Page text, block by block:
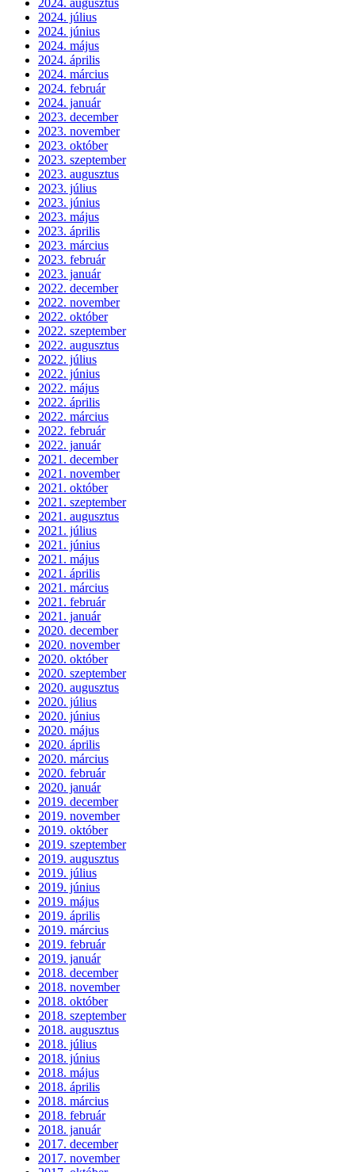
2024. augusztus
2024. július
2024. június
2024. május
2024. április
2024. március
2024. február
2024. január
2023. december
2023. november
2023. október
2023. szeptember
2023. augusztus
2023. július
2023. június
2023. május
2023. április
2023. március
2023. február
2023. január
2022. december
2022. november
2022. október
2022. szeptember
2022. augusztus
2022. július
2022. június
2022. május
2022. április
2022. március
2022. február
2022. január
2021. december
2021. november
2021. október
2021. szeptember
2021. augusztus
2021. július
2021. június
2021. május
2021. április
2021. március
2021. február
2021. január
2020. december
2020. november
2020. október
2020. szeptember
2020. augusztus
2020. július
2020. június
2020. május
2020. április
2020. március
2020. február
2020. január
2019. december
2019. november
2019. október
2019. szeptember
2019. augusztus
2019. július
2019. június
2019. május
2019. április
2019. március
2019. február
2019. január
2018. december
2018. november
2018. október
2018. szeptember
2018. augusztus
2018. július
2018. június
2018. május
2018. április
2018. március
2018. február
2018. január
2017. december
2017. november